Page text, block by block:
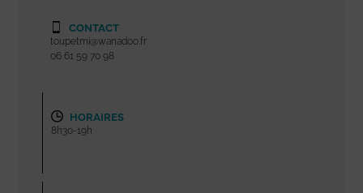
CONTACT
toupetmi@wanadoo.fr
06 61 59 70 98
HORAIRES
8h30-19h